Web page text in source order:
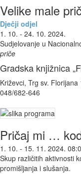
Velike male
Dječji odjel
1. 10. - 24. 10. 2024.
Sudjelovanje u
priče
Gradska knjižnica
Križevci, Trg sv. Florijana
048/682-646
Pričaj mi …
1. 10. - 15. 11. 2024.
Skup različitih aktivnosti
promišljanja i slušanja.